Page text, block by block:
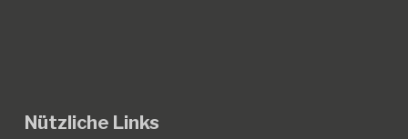
Nützliche Links